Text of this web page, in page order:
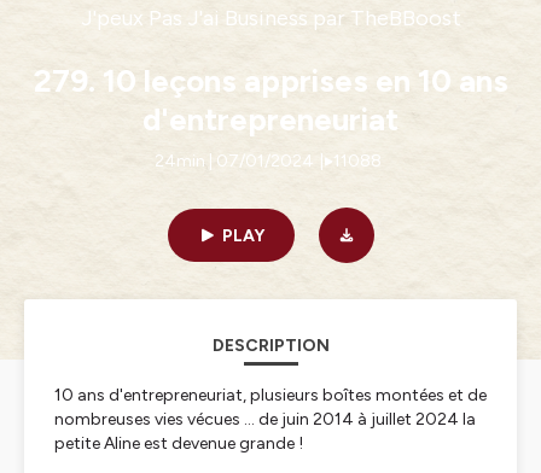
J'peux Pas J'ai Business par TheBBoost
279. 10 leçons apprises en 10 ans
d'entrepreneuriat
24min | 07/01/2024 11088
PLAY
DESCRIPTION
10 ans d'entrepreneuriat, plusieurs boîtes montées et de
nombreuses vies vécues ... de juin 2014 à juillet 2024 la
petite Aline est devenue grande !